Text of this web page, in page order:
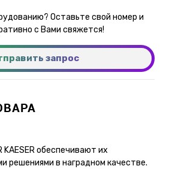
Оставьте свой номер и
с Вами свяжется!
запрос
KAESER обеспечивают их
решениями в наградном качестве.